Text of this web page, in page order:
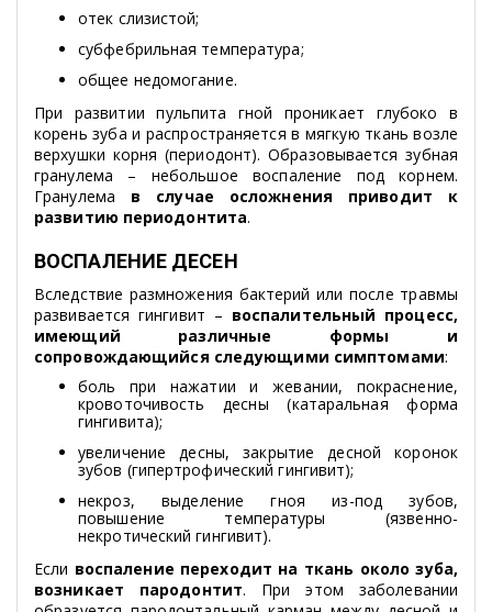
отек слизистой;
субфебрильная температура;
общее недомогание.
При развитии пульпита гной проникает глубоко в
корень зуба и распространяется в мягкую ткань возле
верхушки корня (периодонт). Образовывается зубная
гранулема – небольшое воспаление под корнем.
Гранулема в случае осложнения приводит к
развитию периодонтита.
ВОСПАЛЕНИЕ ДЕСЕН
Вследствие размножения бактерий или после травмы
развивается гингивит – воспалительный процесс,
имеющий различные формы и
сопровождающийся следующими симптомами:
боль при нажатии и жевании, покраснение,
кровоточивость десны (катаральная форма
гингивита);
увеличение десны, закрытие десной коронок
зубов (гипертрофический гингивит);
некроз, выделение гноя из-под зубов,
повышение температуры (язвенно-
некротический гингивит).
Если воспаление переходит на ткань около зуба,
возникает пародонтит. При этом заболевании